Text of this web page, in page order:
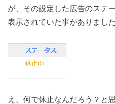
が、その設定した広告のステ
表示されていた事がありました
え、何で休止なんだろう？と